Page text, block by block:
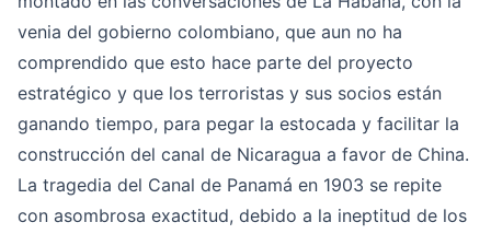
venia del gobierno colombiano, que aun no ha
comprendido que esto hace parte del proyecto
estratégico y que los terroristas y sus socios están
ganando tiempo, para pegar la estocada y facilitar la
construcción del canal de Nicaragua a favor de China.
La tragedia del Canal de Panamá en 1903 se repite
con asombrosa exactitud, debido a la ineptitud de los